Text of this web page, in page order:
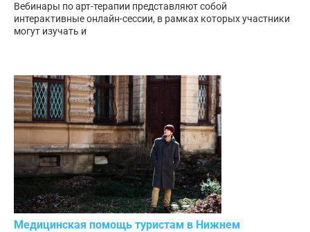
Вебинары по арт-терапии представляют собой
интерактивные онлайн-сессии, в рамках которых участники
могут изучать и
Медицинская помощь туристам в Нижнем